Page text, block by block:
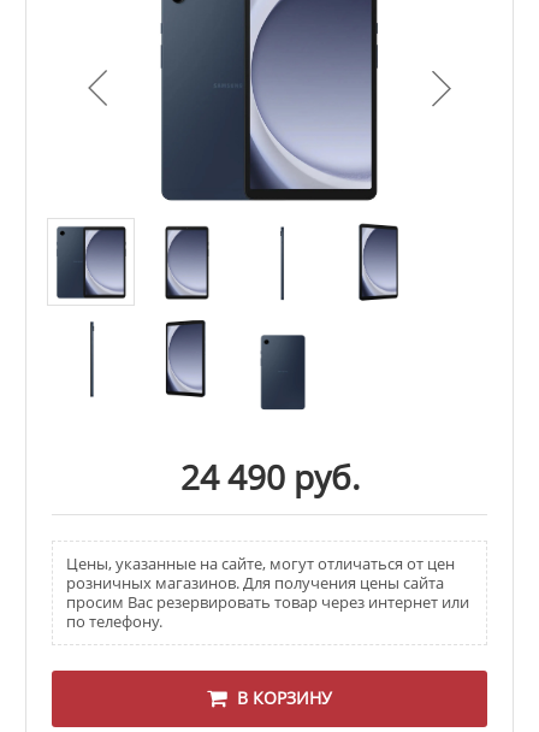
24 490 руб.
Цены, указанные на сайте, могут отличаться от цен
розничных магазинов. Для получения цены сайта
просим Вас резервировать товар через интернет или
по телефону.
В КОРЗИНУ